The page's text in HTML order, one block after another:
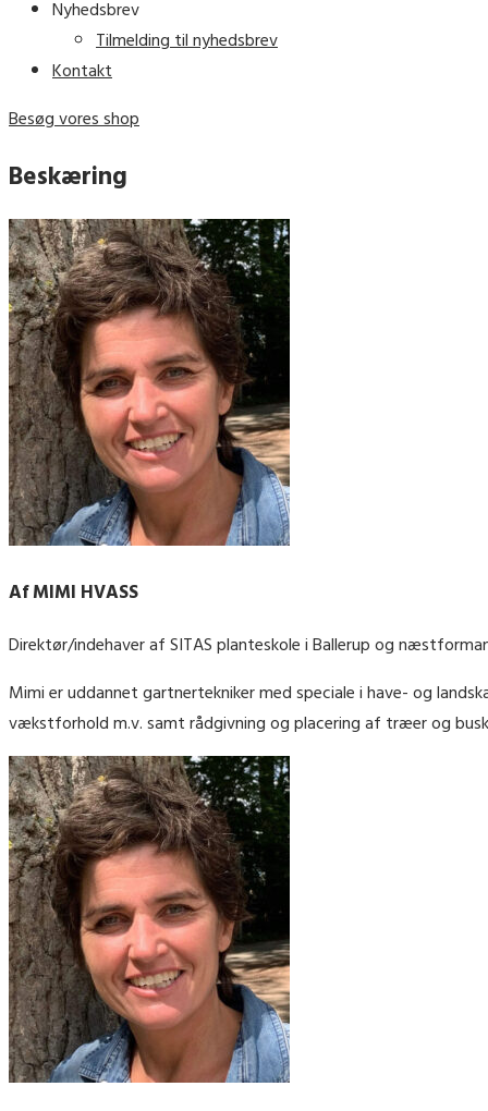
Nyhedsbrev
Tilmelding til nyhedsbrev
Kontakt
Besøg vores shop
Beskæring
Af MIMI HVASS
Direktør/indehaver af SITAS planteskole i Ballerup og
Mimi er uddannet gartnertekniker med speciale i have- og
vækstforhold m.v. samt rådgivning og placering af træer og